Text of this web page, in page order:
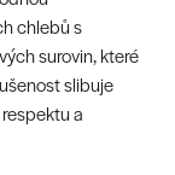
chlebů s
surovin, které
slibuje
a